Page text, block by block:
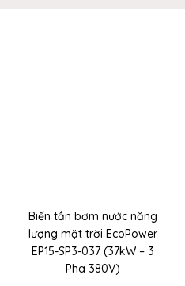
Biến tần bơm nước năng
lượng mặt trời EcoPower
EP15-SP3-037 (37kW – 3
Pha 380V)